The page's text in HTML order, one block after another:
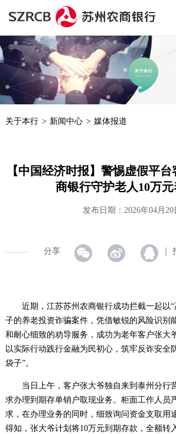
首页>文章详细页面
关于本行 > 新闻中心 > 媒体报道
【中国经济时报】警惕虚假平
商银行守护老人10万
发布日期：2026年04月20
分享 ｜
近期，江苏苏州农商银行成功拦截一起以“
子的养老投资诈骗案件，凭借敏锐的风险识别
和耐心细致的劝导服务，成功为老年客户张大
以实际行动践行金融为民初心，筑牢反诈安全
袋子”。
当日上午，客户张大爷独自来到泰州分行
求办理到期存单销户取现业务。柜面工作人员
求，在办理业务的同时，细致询问资金支取用
得知，张大爷计划将10万元到期存款，全额转